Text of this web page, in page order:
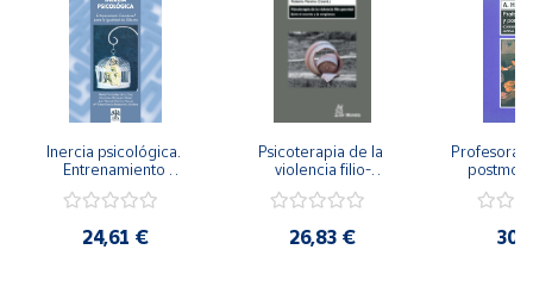
Inercia psicológica.
Entrenamiento
Igualdad de Género.
24,61 €
Psicoterapia de la
violencia filio-
secreto y la
26,83 €